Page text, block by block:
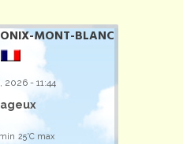
MONT-BLANC
2026 - 11:44
25°C max